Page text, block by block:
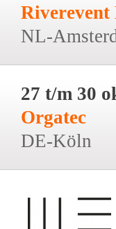
Riverevent
NL-
27 t/m 30
Orgatec
DE-Köln